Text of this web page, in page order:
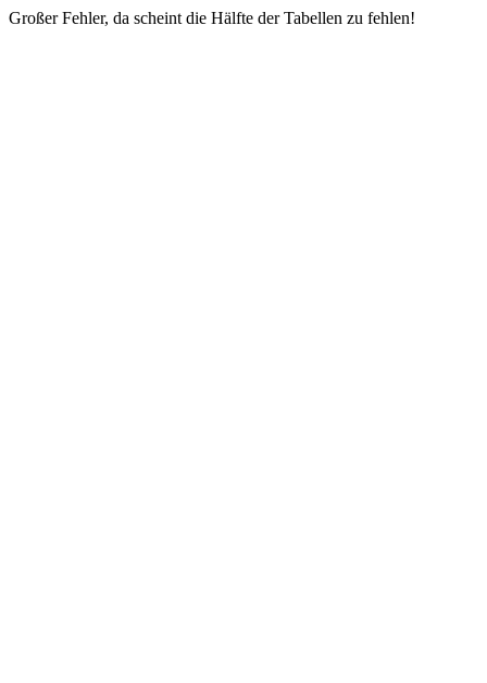
Großer Fehler, da scheint die Hälfte der Tabellen zu fehlen!